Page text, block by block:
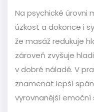
Na psychické úrovni
úzkost a dokonce i
že masáž redukuje
zároveň zvyšuje
v dobré náladě. V
znamenat lepší
vyrovnanější emoční